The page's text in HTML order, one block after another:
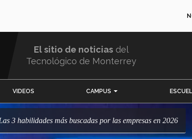
El sitio de noticias del
Tecnológico de Monterrey
VIDEOS CAMPUS
Las 3 habilidades más buscadas por las empresas en 2026